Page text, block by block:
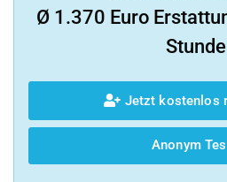
Ø 1.370 Euro
Jetzt kostenlos
Anonym